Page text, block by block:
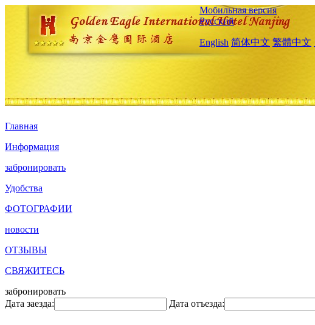
Мобильная версия
Русский
English 简体中文 繁體中文
Главная
Информация
забронировать
Удобства
ФОТОГРАФИИ
новости
ОТЗЫВЫ
СВЯЖИТЕСЬ
забронировать
Дата заезда:
Дата отъезда: